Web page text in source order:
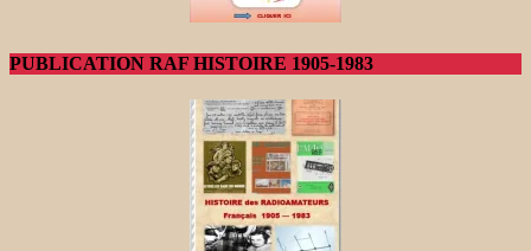
PUBLICATION RAF HISTOIRE 1905-1983